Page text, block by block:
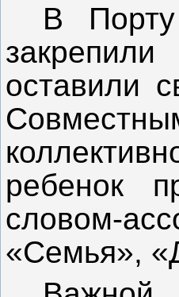
В
оставили
ребенок
словом-
«Семья»,